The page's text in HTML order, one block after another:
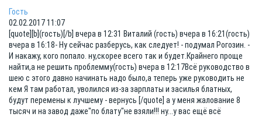
Гость
02.02.2017 11:07
[quote][b](гость)[/b] вчера в 12:31 Виталий (гость) вчера в 16:21(гость)
вчера в 16:18- Ну сейчас разберусь, как следует! - подумал Рогозин. -
И накажу, кого попало. ну,скорее всего так и будет.Крайнего проще
найти,а не решить проблемму(гость) вчера в 12:17Всё руководство в
шею с этого давно начинать надо было,а теперь уже руководить не
кем Я там работал, уволился из-за зарплаты и засилья блатных,
будут перемены к лучшему - вернусь [/quote] а у меня жалование 8
тысяч и на завод даже"по блату"не взяли!!! ну...у вас ещё всё